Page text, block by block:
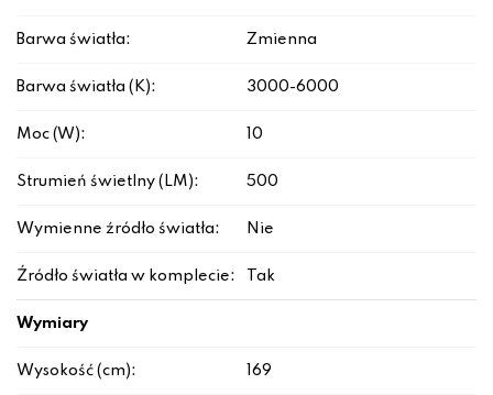
Barwa światła: Zmienna
Barwa światła (K): 3000-6000
Moc (W): 10
Strumień świetlny (LM): 500
Wymienne źródło światła: Nie
Źródło światła w komplecie: Tak
Wymiary
Wysokość (cm): 169